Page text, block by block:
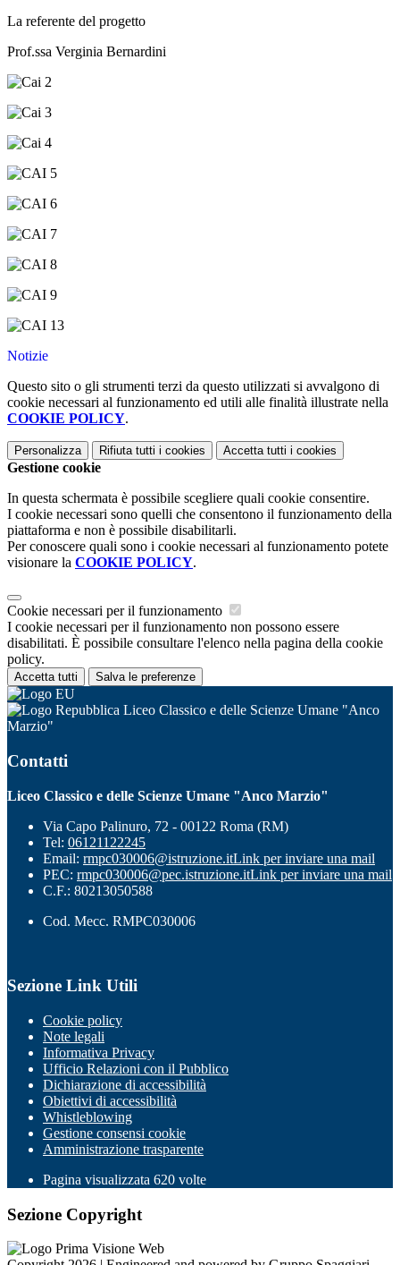
La referente del progetto
Prof.ssa Verginia Bernardini
Notizie
Questo sito o gli strumenti terzi da questo utilizzati si avvalgono di
cookie necessari al funzionamento ed utili alle finalità illustrate nella
COOKIE POLICY.
Personalizza Rifiuta tutti i cookies Accetta tutti i cookies
Gestione cookie
In questa schermata è possibile scegliere quali cookie consentire.
I cookie necessari sono quelli che consentono il funzionamento della
piattaforma e non è possibile disabilitarli.
Per conoscere quali sono i cookie necessari al funzionamento potete
visionare la COOKIE POLICY.
Cookie necessari per il funzionamento
I cookie necessari per il funzionamento non possono essere
disabilitati. È possibile consultare l'elenco nella pagina della cookie
policy.
Accetta tutti Salva le preferenze
Liceo Classico e delle Scienze Umane "Anco
Marzio"
Contatti
Liceo Classico e delle Scienze Umane "Anco Marzio"
Via Capo Palinuro, 72 - 00122 Roma (RM)
Tel: 06121122245
Email: rmpc030006@istruzione.itLink per inviare una mail
PEC: rmpc030006@pec.istruzione.itLink per inviare una mail
C.F.: 80213050588
Cod. Mecc. RMPC030006
Sezione Link Utili
Cookie policy
Note legali
Informativa Privacy
Ufficio Relazioni con il Pubblico
Dichiarazione di accessibilità
Obiettivi di accessibilità
Whistleblowing
Gestione consensi cookie
Amministrazione trasparente
Pagina visualizzata 620 volte
Sezione Copyright